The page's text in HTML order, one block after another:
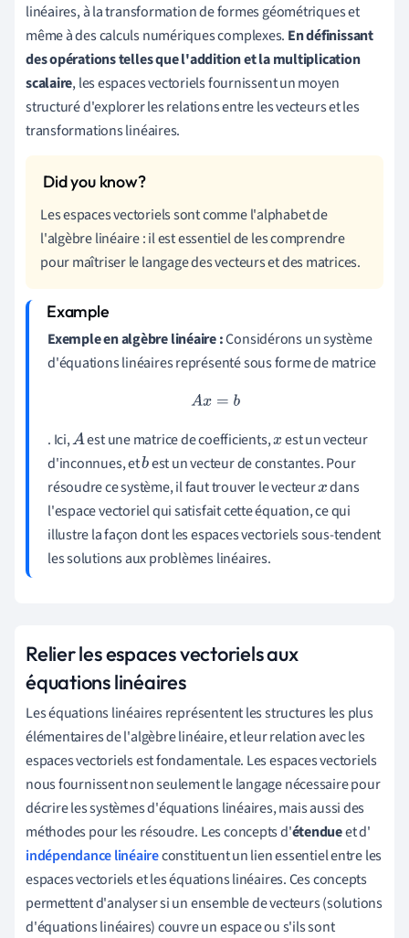
linéaires, à la transformation de formes géométriques et
même à des calculs numériques complexes. En définissant
des opérations telles que l'addition et la multiplication
scalaire, les espaces vectoriels fournissent un moyen
structuré d'explorer les relations entre les vecteurs et les
transformations linéaires.
Les espaces vectoriels sont comme l'alphabet de
l'algèbre linéaire : il est essentiel de les comprendre
pour maîtriser le langage des vecteurs et des matrices.
Exemple en algèbre linéaire :Considérons un système
d'équations linéaires représenté sous forme de matrice
Ax =b
. Ici,A est une matrice de coefficients,x est un vecteur
d'inconnues, etbest un vecteur de constantes. Pour
résoudre ce système, il faut trouver le vecteurx dans
l'espace vectoriel qui satisfait cette équation, ce qui
illustre la façon dont les espaces vectoriels sous-tendent
les solutions aux problèmes linéaires.
Relier les espaces vectoriels aux
équations linéaires
Les équations linéaires représentent les structures les plus
élémentaires de l'algèbre linéaire, et leur relation avec les
espaces vectoriels est fondamentale. Les espaces vectoriels
nous fournissent non seulement le langage nécessaire pour
décrire les systèmes d'équations linéaires, mais aussi des
méthodes pour les résoudre. Les concepts d'étendueet d'
indépendance linéaireconstituent un lien essentiel entre les
espaces vectoriels et les équations linéaires. Ces concepts
permettent d'analyser si un ensemble de vecteurs (solutions
d'équations linéaires) couvre un espace ou s'ils sont